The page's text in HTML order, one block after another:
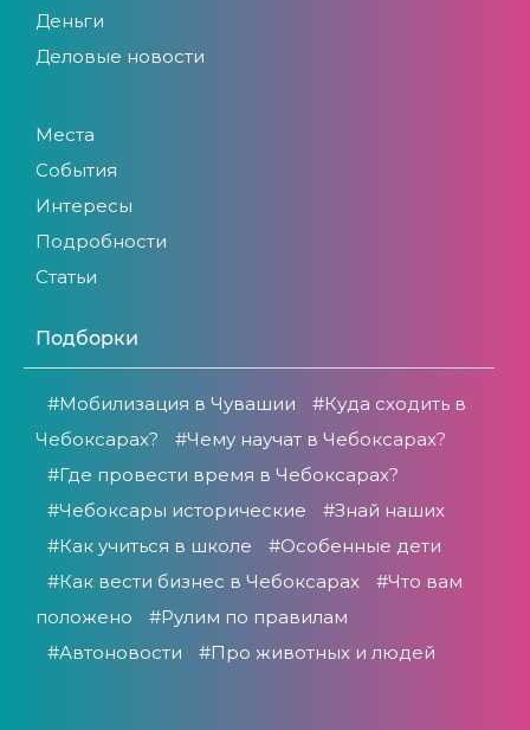
Деньги
Деловые новости
Места
События
Интересы
Подробности
Статьи
Подборки
#Мобилизация в Чувашии
#Куда сходить в
Чебоксарах?
#Чему научат в Чебоксарах?
#Где провести время в Чебоксарах?
#Чебоксары исторические
#Знай наших
#Как учиться в школе
#Особенные дети
#Как вести бизнес в Чебоксарах
#Что вам
положено
#Рулим по правилам
#Автоновости
#Про животных и людей